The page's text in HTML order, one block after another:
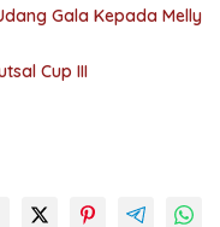
Gala Kepada Melly
Cup III